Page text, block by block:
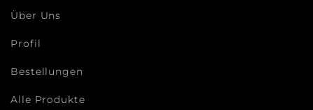
Über Uns
Profil
Bestellungen
Alle Produkte